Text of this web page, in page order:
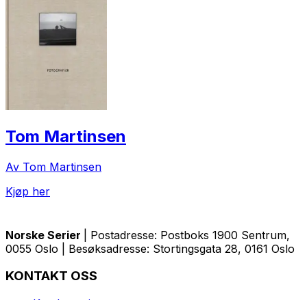
Tom Martinsen
Av Tom Martinsen
Kjøp her
Norske Serier
| Postadresse: Postboks 1900 Sentrum,
0055 Oslo | Besøksadresse: Stortingsgata 28, 0161 Oslo
KONTAKT OSS